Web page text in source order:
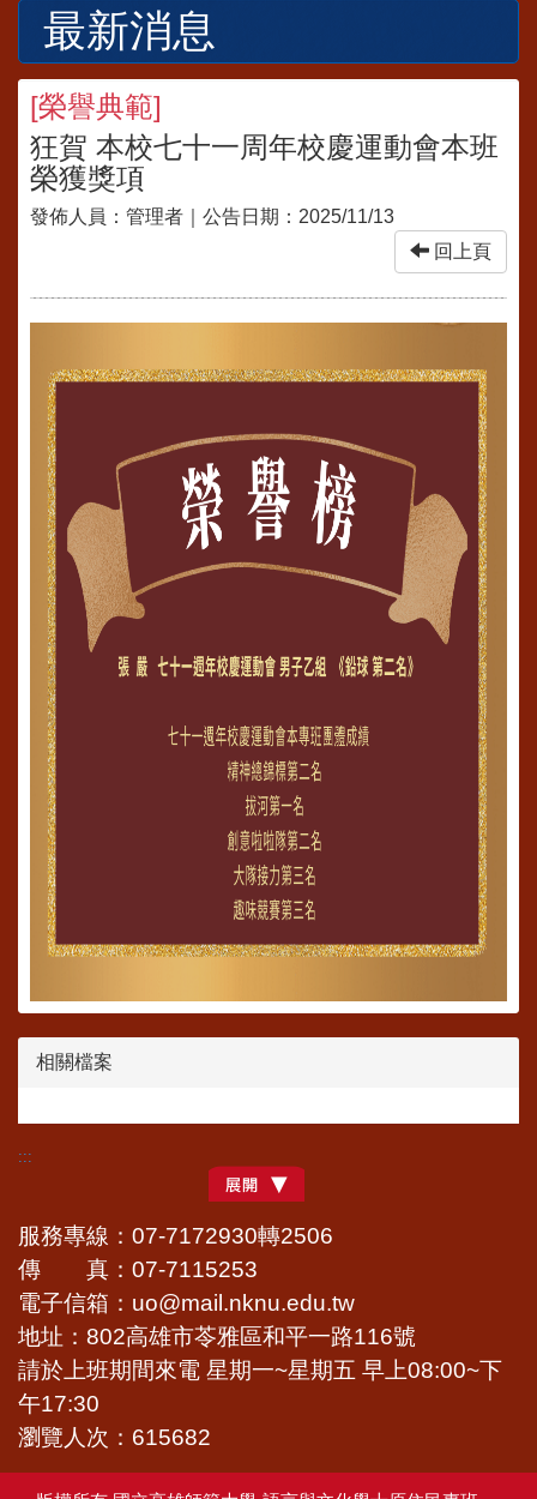
最新消息
[榮譽典範]
狂賀 本校七十一周年校慶運動會本班
榮獲獎項
發佈人員： 管理者 ｜公告日期： 2025/11/13
回上頁
相關檔案
:::
服務專線：07-7172930轉2506
傳 真：07-7115253
電子信箱：uo@mail.nknu.edu.tw
地址：802高雄市苓雅區和平一路116號
請於上班期間來電 星期一~星期五 早上08:00~下
午17:30
瀏覽人次：615682